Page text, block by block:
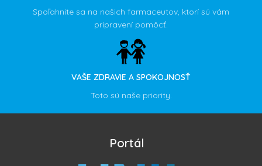
Spoľahnite sa na našich farmaceutov, ktorí sú vám
pripravení pomôcť.
VAŠE ZDRAVIE A SPOKOJNOSŤ
Toto sú naše priority.
Portál